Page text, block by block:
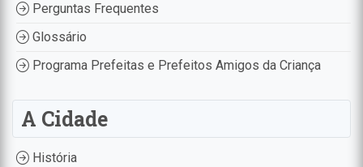
Perguntas Frequentes
Glossário
Programa Prefeitas e Prefeitos Amigos da Criança
A Cidade
História